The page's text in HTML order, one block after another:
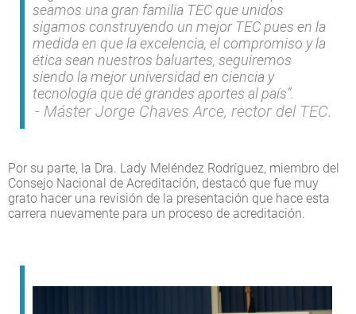
seamos una gran familia TEC que unidos
sigamos construyendo un mejor TEC pues en la
medida en que la excelencia, el compromiso y la
ética sean nuestros baluartes, seguiremos
siendo la mejor universidad en ciencia y
tecnología que dé grandes aportes al país”.
Máster Jorge Chaves Arce, rector del TEC.
Por su parte, la Dra. Lady Meléndez Rodríguez, miembro del
Consejo Nacional de Acreditación, destacó que fue muy
grato hacer una revisión de la presentación que hace esta
carrera nuevamente para un proceso de acreditación.